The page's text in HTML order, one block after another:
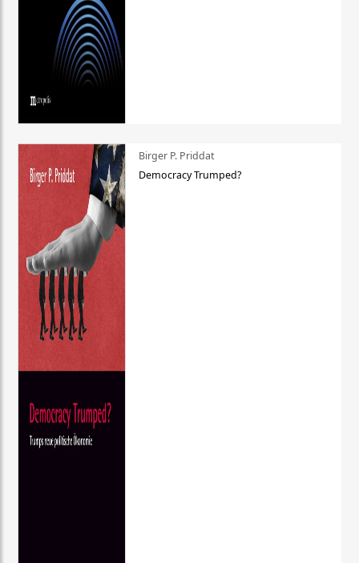
Birger P. Priddat
Democracy Trumped?